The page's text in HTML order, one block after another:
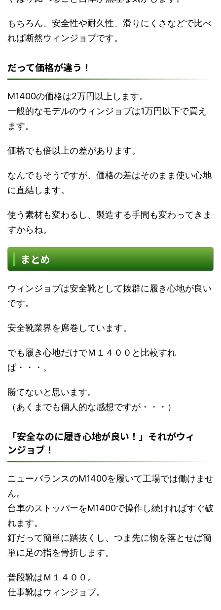
もちろん、安全性や耐久性、滑りにくさなどで比べ
れば断然ウィンジョブです。
だって価格が違う！
M1400の価格は2万円以上します。
一般的なモデルのウィンジョブは1万円以下で買え
ます。
価格でも倍以上の差があります。
なんでもそうですが、価格の差はそのまま使い心地
に直結します。
使う素材も変わるし、製造する手間も変わってきま
すからね。
まとめ
ウィンジョブは安全靴として抜群に履き心地が良い
です。
安全靴業界を席巻しています。
でも履き心地だけでＭ１４００と比較すれ
ば・・・。
勝てないと思います。
（あくまでも個人的な感想ですが・・・）
「安全なのに履き心地が良い！」それがウィ
ンジョブ！
ニューバランスのM1400を履いて工場では働けませ
ん。
台車のストッパーをM1400で操作し続ければすぐ破
れます。
釘だって簡単に踏抜くし、つま先に物を落とせば簡
単に足の指を骨折します。
普段靴はＭ１４００。
仕事靴はウィンジョブ。